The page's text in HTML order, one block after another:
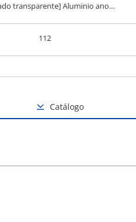
[Anodizado transparente] Aluminio anodizado duro
112
Catálogo